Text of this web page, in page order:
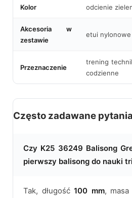
Kolor odcienie
Akcesoria w
zestawie
etui nylonowe
Przeznaczenie
trening
codzienne
Często zadawane pytania
Czy K25 36249 Balisong
pierwszy balisong do nauki
Tak, długość 100 mm, masa